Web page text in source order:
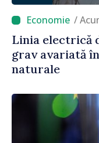
/
Linia electrică
grav avariată
naturale